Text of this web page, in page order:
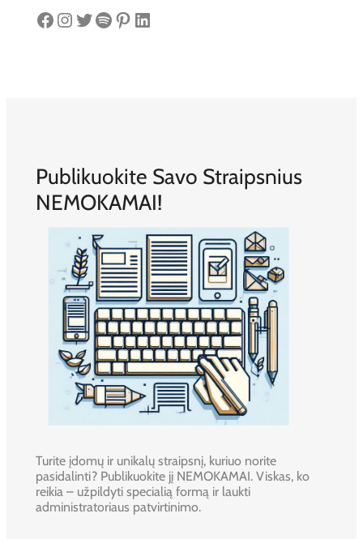
Facebook Instagram Twitter Spotify Pinterest LinkedIn
Publikuokite Savo Straipsnius
NEMOKAMAI!
Turite įdomų ir unikalų straipsnį, kuriuo norite
pasidalinti? Publikuokite jį NEMOKAMAI. Viskas, ko
reikia – užpildyti specialią formą ir laukti
administratoriaus patvirtinimo.